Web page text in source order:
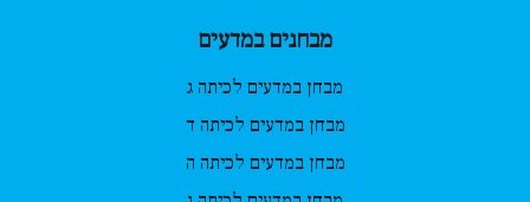
מבחנים במדעים
מבחן במדעים לכיתה ג
מבחן במדעים לכיתה ד
מבחן במדעים לכיתה ה